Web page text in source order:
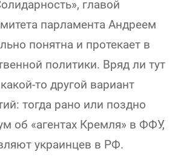
главой
парламента Андреем
понятна и протекает в
политики. Вряд ли тут
то другой вариант
тогда рано или поздно
об «агентах Кремля» в ФФУ,
украинцев в РФ.